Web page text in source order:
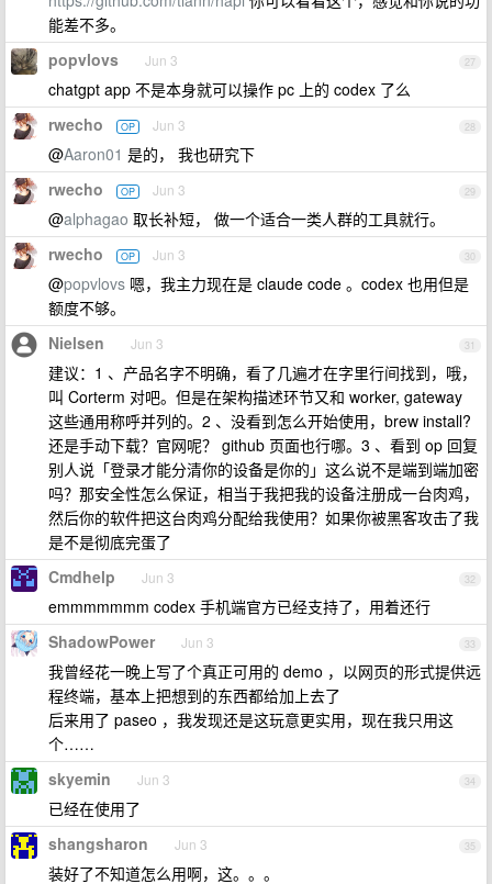
能差不多。
27
popvlovs Jun 3
chatgpt app 不是本身就可以操作 pc 上的 codex 了么
28
rwecho OP Jun 3
@Aaron01 是的， 我也研究下
29
rwecho OP Jun 3
@alphagao 取长补短， 做一个适合一类人群的工具就行。
30
rwecho OP Jun 3
@popvlovs 嗯，我主力现在是 claude code 。codex 也用但是
额度不够。
31
Nielsen Jun 3
建议：1 、产品名字不明确，看了几遍才在字里行间找到，哦，
叫 Corterm 对吧。但是在架构描述环节又和 worker, gateway
这些通用称呼并列的。2 、没看到怎么开始使用，brew install?
还是手动下载？官网呢？ github 页面也行哪。3 、看到 op 回复
别人说「登录才能分清你的设备是你的」这么说不是端到端加密
吗？那安全性怎么保证，相当于我把我的设备注册成一台肉鸡，
然后你的软件把这台肉鸡分配给我使用？如果你被黑客攻击了我
是不是彻底完蛋了
32
Cmdhelp Jun 3
emmmmmmm codex 手机端官方已经支持了，用着还行
33
ShadowPower Jun 3
我曾经花一晚上写了个真正可用的 demo ，以网页的形式提供远
程终端，基本上把想到的东西都给加上去了
后来用了 paseo ，我发现还是这玩意更实用，现在我只用这
个……
34
skyemin Jun 3
已经在使用了
35
shangsharon Jun 3
装好了不知道怎么用啊，这。。。